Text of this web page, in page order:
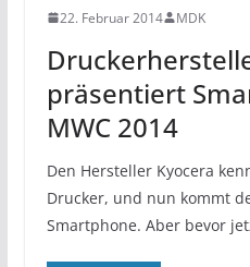
22. Februar 2014 MDK
präsentiert
MWC 2014
Den Hersteller Kyocera
Drucker, und nun kommt
Smartphone. Aber bevor